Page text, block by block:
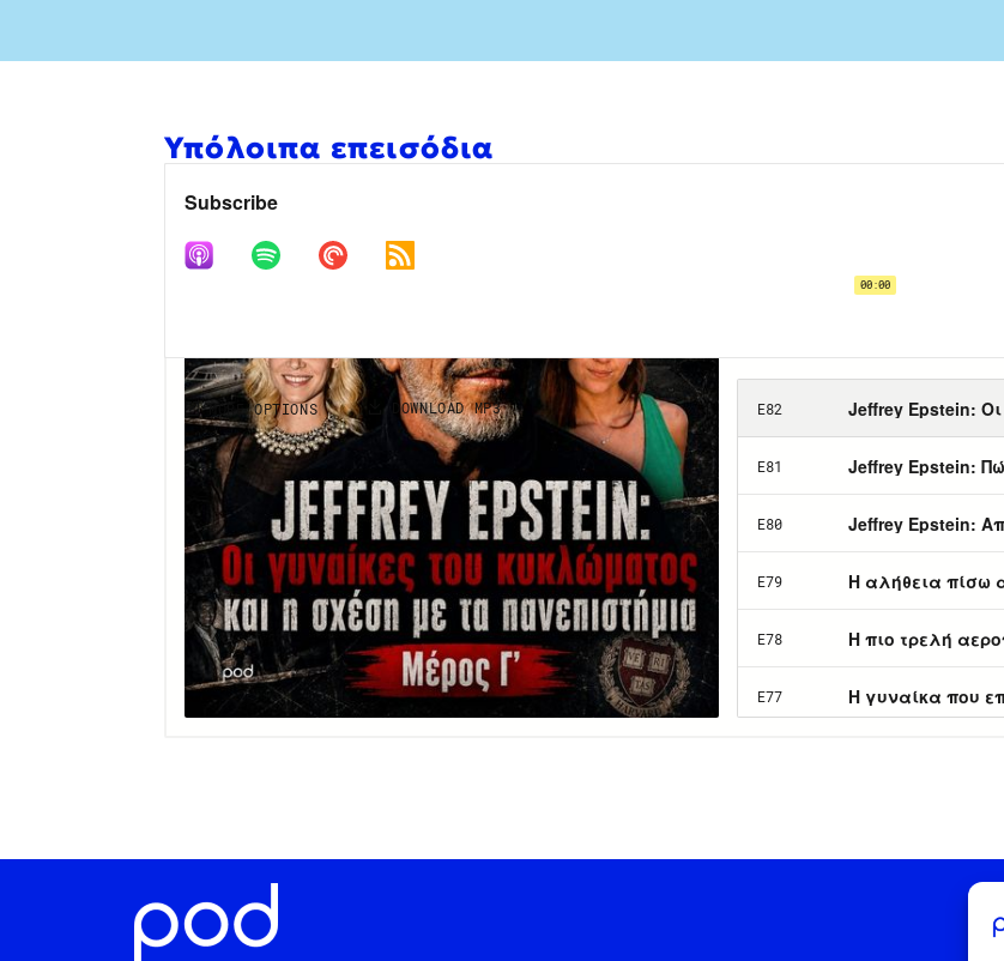
Υπόλοιπα επεισόδια